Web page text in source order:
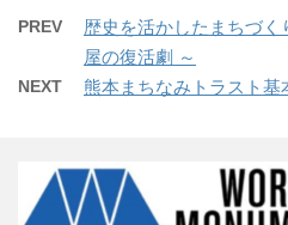
PREV
歴史を活かしたまちづ
屋の復活劇 ～
NEXT 熊本まちなみトラスト基